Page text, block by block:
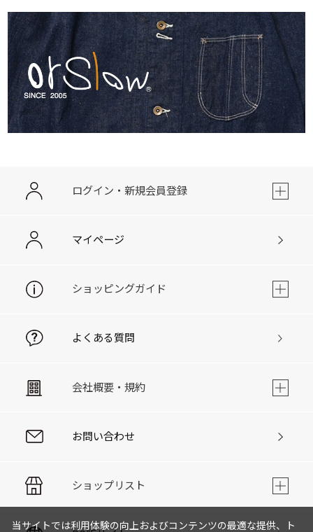
ログイン・新規会員登録
マイページ
ショッピングガイド
よくある質問
会社概要・規約
お問い合わせ
ショップリスト
当サイトでは利用体験の向上およびコンテンツの最適な提供、ト